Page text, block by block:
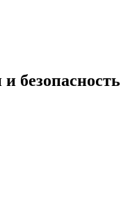
безопасность